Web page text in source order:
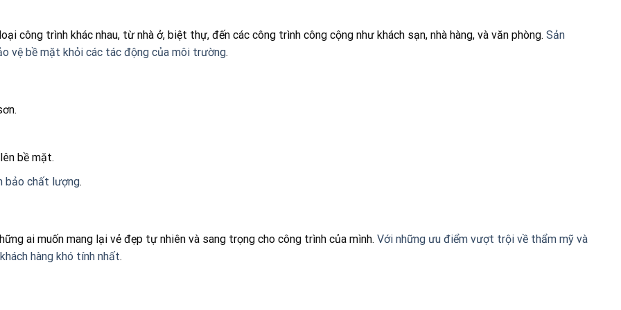
công trình khác nhau, từ nhà ở, biệt thự, đến các công trình công cộng như khách sạn, nhà hàng, và văn phòng. Sản
vệ bề mặt khỏi các tác động của môi trường.
bề mặt.
bảo chất lượng.
ai muốn mang lại vẻ đẹp tự nhiên và sang trọng cho công trình của mình. Với những ưu điểm vượt trội về thẩm mỹ và
hàng khó tính nhất.